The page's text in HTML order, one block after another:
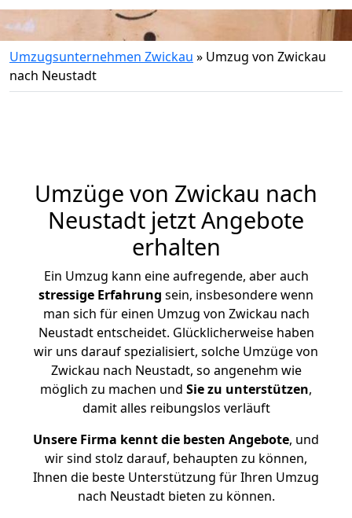
Umzugsunternehmen Zwickau » Umzug von Zwickau
nach Neustadt
Umzüge von Zwickau nach
Neustadt jetzt Angebote
erhalten
Ein Umzug kann eine aufregende, aber auch
stressige Erfahrung sein, insbesondere wenn
man sich für einen Umzug von Zwickau nach
Neustadt entscheidet. Glücklicherweise haben
wir uns darauf spezialisiert, solche Umzüge von
Zwickau nach Neustadt, so angenehm wie
möglich zu machen und Sie zu unterstützen,
damit alles reibungslos verläuft
Unsere Firma kennt die besten Angebote, und
wir sind stolz darauf, behaupten zu können,
Ihnen die beste Unterstützung für Ihren Umzug
nach Neustadt bieten zu können.